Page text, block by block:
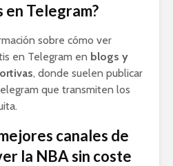
en Telegram?
sobre cómo ver
en Telegram en blogs y
, donde suelen publicar
que transmiten los
canales de
la NBA sin coste